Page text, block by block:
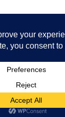
FOLLOW ME!
Styling.Blossom
.Propulsé par
pour vous
site. Si vous
que vous
cookies.
OK